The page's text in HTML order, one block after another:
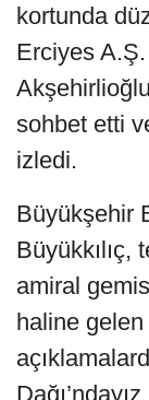
kortunda
Erciyes
sohbet etti
izledi.
Büyükşehir
Büyükkılıç,
amiral
haline